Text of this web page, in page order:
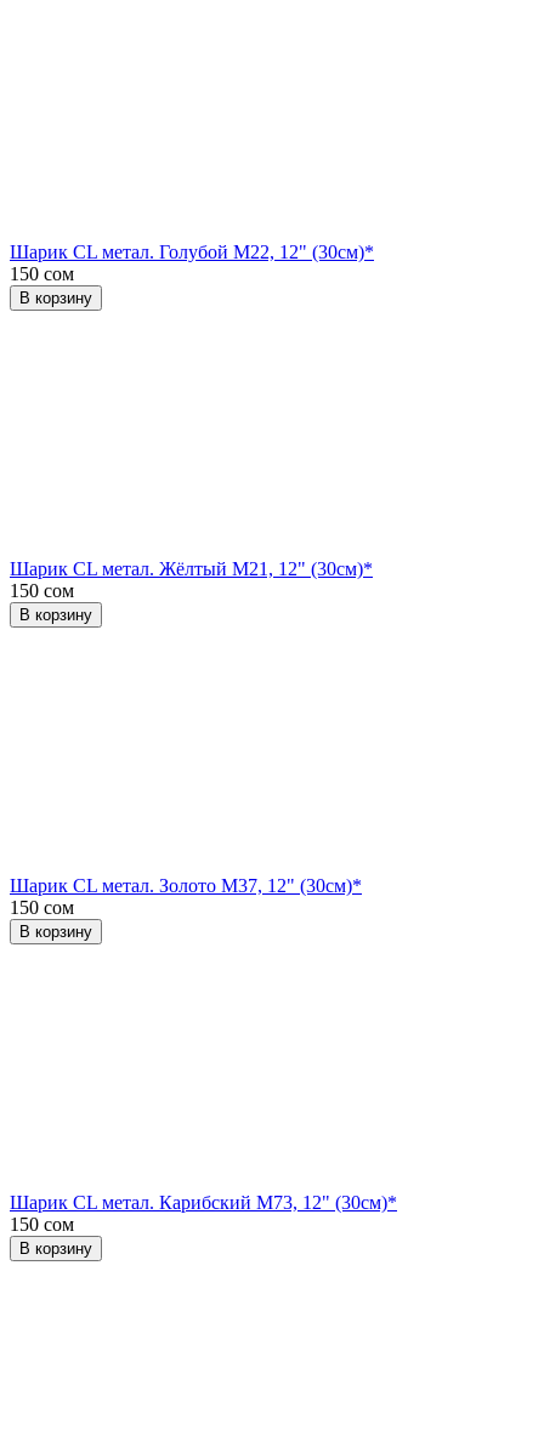
Шарик CL метал. Голубой М22, 12" (30см)*
150 сом
В корзину
Шарик CL метал. Жёлтый М21, 12" (30см)*
150 сом
В корзину
Шарик CL метал. Золото М37, 12" (30см)*
150 сом
В корзину
Шарик CL метал. Карибский М73, 12" (30см)*
150 сом
В корзину